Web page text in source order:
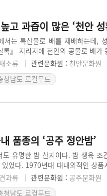
고 과즙이 많은 ‘천안 성
서는 특산물로 배를 재배하는데,
』 지리지에 천안의 공물로 배가
읍에서는 1909년에 처음으로 현
환배는 추석보다는 추석이 지난
높기로 유명하며, 과즙도 많은 특
소류 관련문화원 : 천안문화원
청남도 로컬푸드
품종의 ‘공주 정안밤’
유명한 밤 산지이다. 밤 생육 조
었다. 1970년대 대내외적인 상
재배에 집중하였다. 밤은 본래
로가 개척되었다. 정안면은 현재
과류 관련문화원 : 공주문화원
청남도 로컬푸드